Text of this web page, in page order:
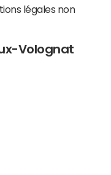
légales non
Volognat